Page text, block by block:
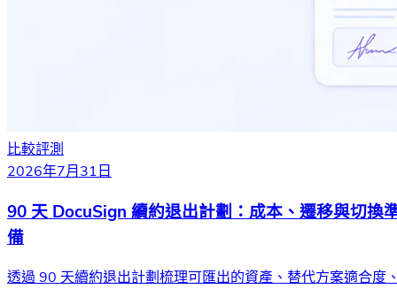
比較評測
2026年7月31日
90 天 DocuSign 續約退出計劃：成本、遷移與切換
備
透過 90 天續約退出計劃梳理可匯出的資產、替代方案適合度